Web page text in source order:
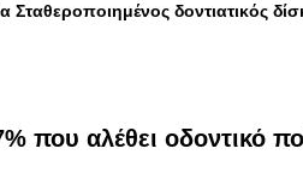
Σταθεροποιημένος δοντιατικός
που αλέθει οδοντικό